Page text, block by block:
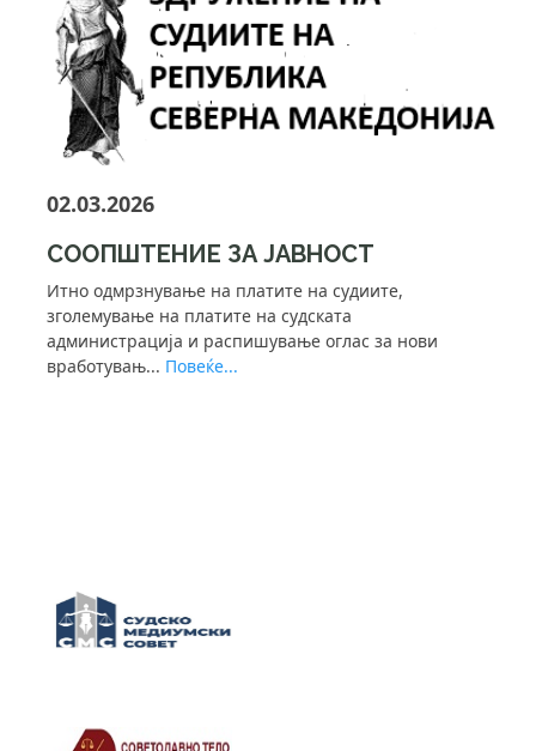
02.03.2026
СООПШТЕНИЕ ЗА ЈАВНОСТ
Итно одмрзнување на платите на судиите,
зголемување на платите на судската
администрација и распишување оглас за нови
вработувањ... Повеќе...